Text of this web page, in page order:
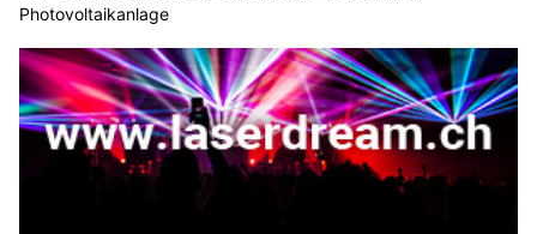
Photovoltaikanlage